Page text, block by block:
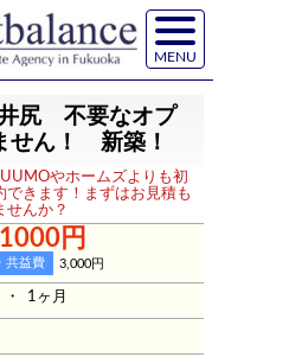
MENU
尻 不要なオプ
せん！ 新築！
やホームズよりも初
できます！まずはお見積も
せんか？
円
共益費 3,000円
0ヶ月 ・ 1ヶ月